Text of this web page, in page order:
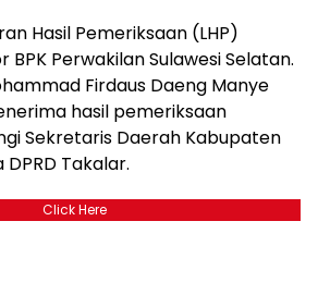
Hasil Pemeriksaan (LHP)
BPK Perwakilan Sulawesi Selatan.
Firdaus Daeng Manye
hasil pemeriksaan
Sekretaris Daerah Kabupaten
Takalar.
Click Here